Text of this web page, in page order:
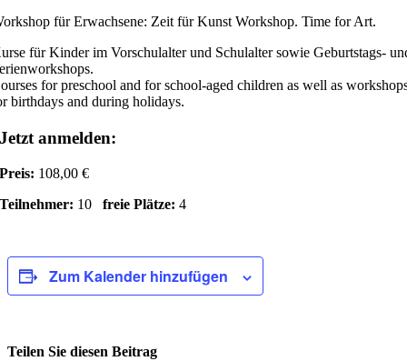
für Erwachsene: Zeit für Kunst Workshop. Time for Art.
für Kinder im Vorschulalter und Schulalter sowie Geburtstags-
for preschool and for school-aged children as well as
birthdays and during holidays.
Jetzt anmelden:
Preis: 108,00 €
Teilnehmer: 10freie Plätze: 4
Zum Kalender hinzufügen
Teilen Sie diesen Beitrag